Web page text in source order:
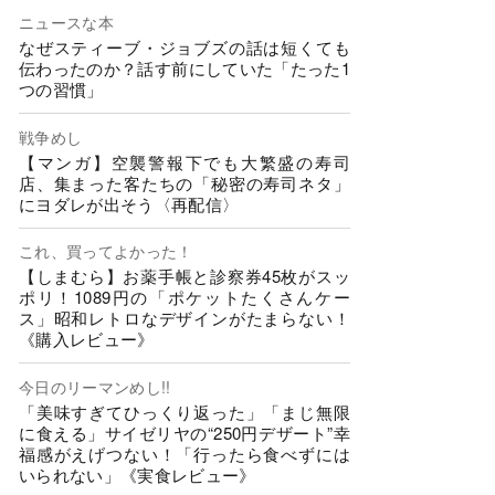
ニュースな本
なぜスティーブ・ジョブズの話は短くても
伝わったのか？話す前にしていた「たった1
つの習慣」
戦争めし
【マンガ】空襲警報下でも大繁盛の寿司
店、集まった客たちの「秘密の寿司ネタ」
にヨダレが出そう〈再配信〉
これ、買ってよかった！
【しまむら】お薬手帳と診察券45枚がスッ
ポリ！1089円の「ポケットたくさんケー
ス」昭和レトロなデザインがたまらない！
《購入レビュー》
今日のリーマンめし!!
「美味すぎてひっくり返った」「まじ無限
に食える」サイゼリヤの“250円デザート”幸
福感がえげつない！「行ったら食べずには
いられない」《実食レビュー》